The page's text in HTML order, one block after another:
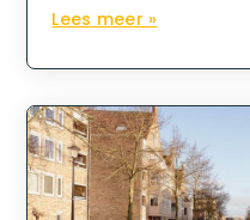
Lees meer »